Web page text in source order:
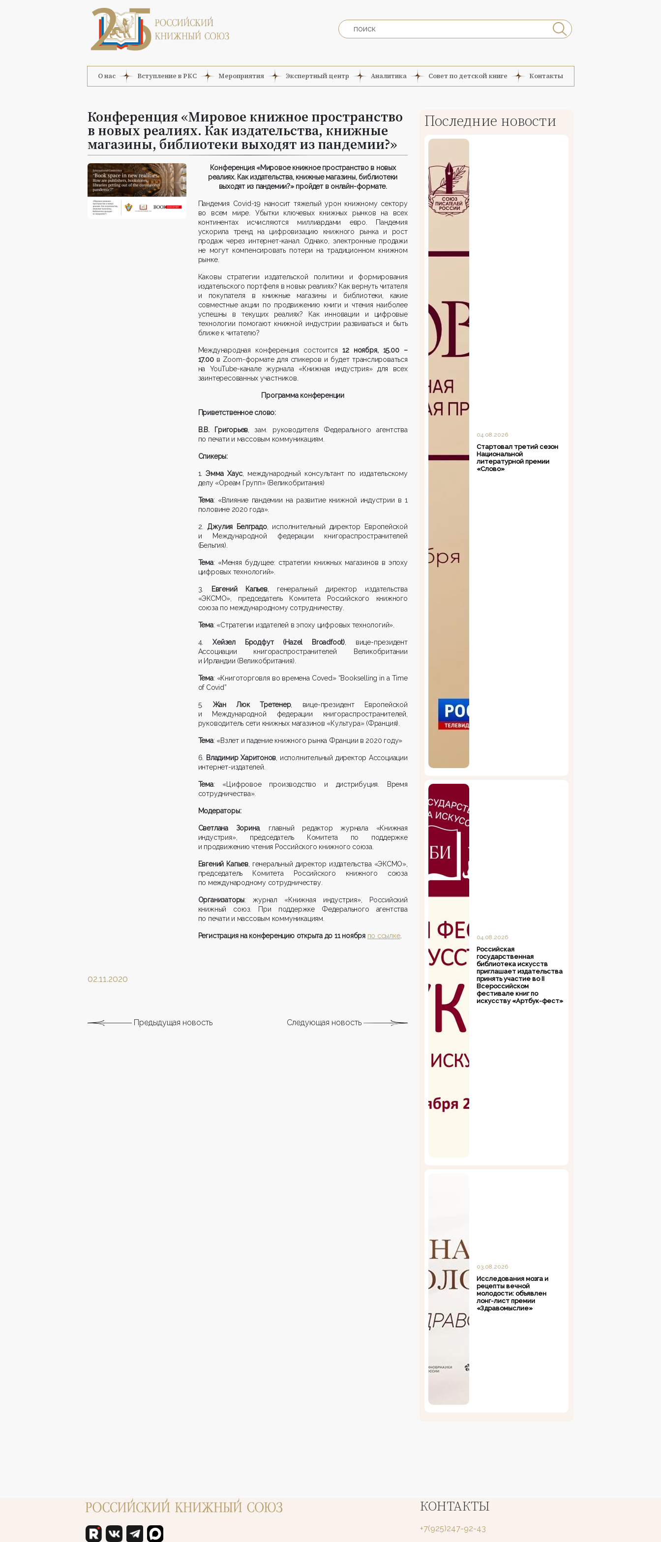
О нас Вступление в РКС Мероприятия Экспертный центр Аналитика Совет по детской книге Контакты
Конференция «Мировое книжное пространство
в новых реалиях. Как издательства, книжные
магазины, библиотеки выходят из пандемии?»
Конференция «Мировое книжное пространство в новых
реалиях. Как издательства, книжные магазины, библиотеки
выходят из пандемии?» пройдет в онлайн-формате.
Пандемия Covid-19 наносит тяжелый урон книжному сектору
во всем мире. Убытки ключевых книжных рынков на всех
континентах исчисляются миллиардами евро. Пандемия
ускорила тренд на цифровизацию книжного рынка и рост
продаж через интернет-канал. Однако, электронные продажи
не могут компенсировать потери на традиционном книжном
рынке.
Каковы стратегии издательской политики и формирования
издательского портфеля в новых реалиях? Как вернуть читателя
и покупателя в книжные магазины и библиотеки, какие
совместные акции по продвижению книги и чтения наиболее
успешны в текущих реалиях? Как инновации и цифровые
технологии помогают книжной индустрии развиваться и быть
ближе к читателю?
Международная конференция состоится 12 ноября, 15.00 –
17.00в Zoom-формате для спикеров и будет транслироваться
на YouTube-канале журнала «Книжная индустрия» для всех
заинтересованных участников.
Программа конференции
Приветственное слово:
В.В. Григорьев , зам. руководителя Федерального агентства
по печати и массовым коммуникациям.
Спикеры:
1.Эмма Хаус, международный консультант по издательскому
делу «Ореам Групп» (Великобритания)
Тема: «Влияние пандемии на развитие книжной индустрии в 1
половине 2020 года».
2. Джулия Белградо, исполнительный директор Европейской
и Международной федерации книгораспространителей
(Бельгия).
Тема: «Меняя будущее: стратегии книжных магазинов в эпоху
цифровых технологий».
3. Евгений Капьев, генеральный директор издательства
«ЭКСМО», председатель Комитета Российского книжного
союза по международному сотрудничеству.
Тема: «Стратегии издателей в эпоху цифровых технологий».
4.Хейзел Бродфут (Hazel Broadfoot) , вице-президент
Ассоциации книгораспространителей Великобритании
и Ирландии (Великобритания).
Тема: «Книготорговля во времена Coved» “Bookselling in a Time
of Covid”
5. Жан Люк Третенер, вице-президент Европейской
и Международной федерации книгораспространителей,
руководитель сети книжных магазинов «Культура» (Франция).
Тема: «Взлет и падение книжного рынка Франции в 2020 году»
6. Владимир Харитонов , исполнительный директор Ассоциации
интернет-издателей.
Тема: «Цифровое производство и дистрибуция. Время
сотрудничества».
Модераторы:
Светлана Зорина, главный редактор журнала «Книжная
индустрия», председатель Комитета по поддержке
и продвижению чтения Российского книжного союза.
Евгений Капьев, генеральный директор издательства «ЭКСМО»,
председатель Комитета Российского книжного союза
по международному сотрудничеству.
Организаторы: журнал «Книжная индустрия», Российский
книжный союз. При поддержке Федерального агентства
по печати и массовым коммуникациям.
Регистрация на конференцию открыта до 11 ноября по ссылке.
02.11.2020
Предыдущая новость Следующая новость
Последние новости
04.08.2026
Стартовал третий сезон
Национальной
литературной премии
«Слово»
04.08.2026
Российская
государственная
библиотека искусств
приглашает издательства
принять участие во II
Всероссийском
фестивале книг по
искусству «Артбук-фест»
03.08.2026
Исследования мозга и
рецепты вечной
молодости: объявлен
лонг-лист премии
«Здравомыслие»
КОНТАКТЫ
+7(925)247-92-43